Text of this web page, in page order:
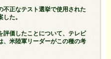
不正なテスト選挙で使用された
た。
評価したことについて、テレビ
、米陸軍リーダーがこの種の考